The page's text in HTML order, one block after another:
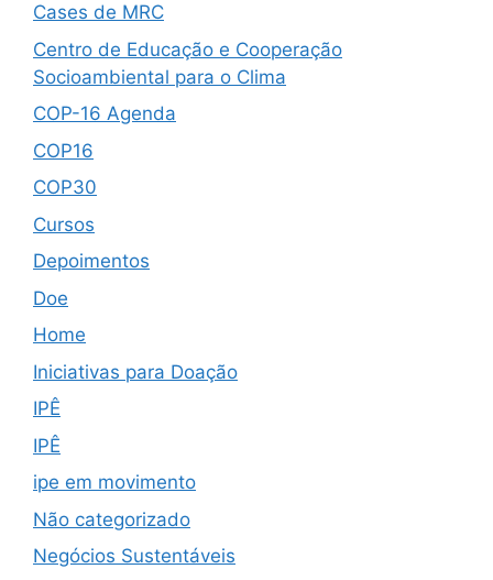
Cases de MRC
Centro de Educação e Cooperação
Socioambiental para o Clima
COP-16 Agenda
COP16
COP30
Cursos
Depoimentos
Doe
Home
Iniciativas para Doação
IPÊ
IPÊ
ipe em movimento
Não categorizado
Negócios Sustentáveis